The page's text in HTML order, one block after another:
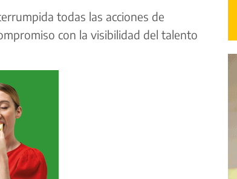
todas las acciones de
con la visibilidad del talento